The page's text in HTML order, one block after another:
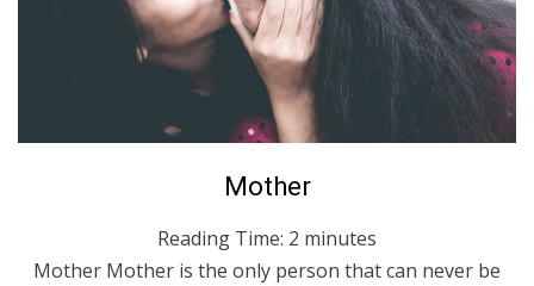
Posted
on
October 22, 2020
English
Mother
Reading Time: 2 minutes
Mother Mother is the only person that can never be